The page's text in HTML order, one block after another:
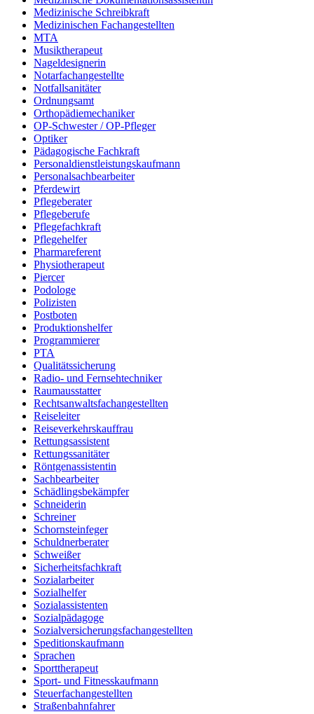
Medizinische Schreibkraft
Medizinischen Fachangestellten
MTA
Musiktherapeut
Nageldesignerin
Notarfachangestellte
Notfallsanitäter
Ordnungsamt
Orthopädiemechaniker
OP-Schwester / OP-Pfleger
Optiker
Pädagogische Fachkraft
Personaldienstleistungskaufmann
Personalsachbearbeiter
Pferdewirt
Pflegeberater
Pflegeberufe
Pflegefachkraft
Pflegehelfer
Pharmareferent
Physiotherapeut
Piercer
Podologe
Polizisten
Postboten
Produktionshelfer
Programmierer
PTA
Qualitätssicherung
Radio- und Fernsehtechniker
Raumausstatter
Rechtsanwaltsfachangestellten
Reiseleiter
Reiseverkehrskauffrau
Rettungsassistent
Rettungssanitäter
Röntgenassistentin
Sachbearbeiter
Schädlingsbekämpfer
Schneiderin
Schreiner
Schornsteinfeger
Schuldnerberater
Schweißer
Sicherheitsfachkraft
Sozialarbeiter
Sozialhelfer
Sozialassistenten
Sozialpädagoge
Sozialversicherungsfachangestellten
Speditionskaufmann
Sprachen
Sporttherapeut
Sport- und Fitnesskaufmann
Steuerfachangestellten
Straßenbahnfahrer